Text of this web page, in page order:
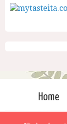
Home